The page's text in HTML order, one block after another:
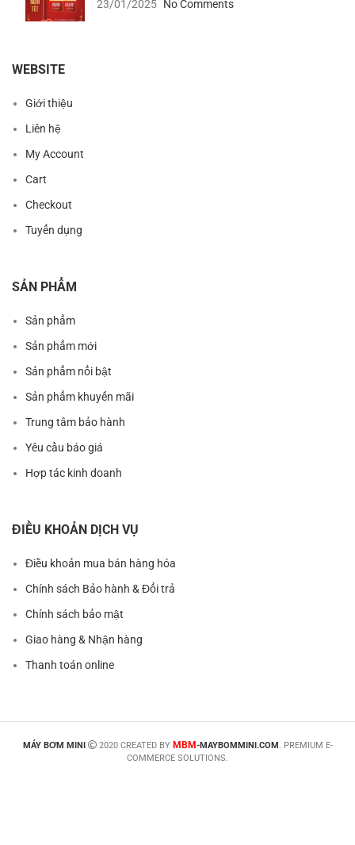
23/01/2025 No Comments
WEBSITE
Giới thiệu
Liên hệ
My Account
Cart
Checkout
Tuyển dụng
SẢN PHẨM
Sản phẩm
Sản phẩm mới
Sản phẩm nổi bật
Sản phẩm khuyến mãi
Trung tâm bảo hành
Yêu cầu báo giá
Hợp tác kinh doanh
ĐIỀU KHOẢN DỊCH VỤ
Điều khoản mua bán hàng hóa
Chính sách Bảo hành & Đổi trả
Chính sách bảo mật
Giao hàng & Nhận hàng
Thanh toán online
MÁY BƠM MINI 2020 CREATED BY MBM-MAYBOMMINI.COM . PREMIUM E-
COMMERCE SOLUTIONS.